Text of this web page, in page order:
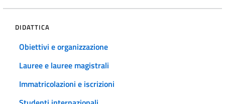
DIDATTICA
Obiettivi e organizzazione
Lauree e lauree magistrali
Immatricolazioni e iscrizioni